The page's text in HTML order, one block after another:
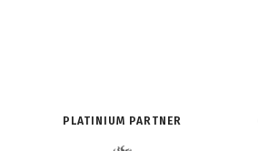
PLATINIUM PARTNER